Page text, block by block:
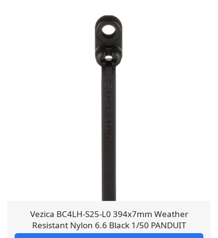
Vezica BC4LH-S25-L0 394x7mm Weather
Resistant Nylon 6.6 Black 1/50 PANDUIT